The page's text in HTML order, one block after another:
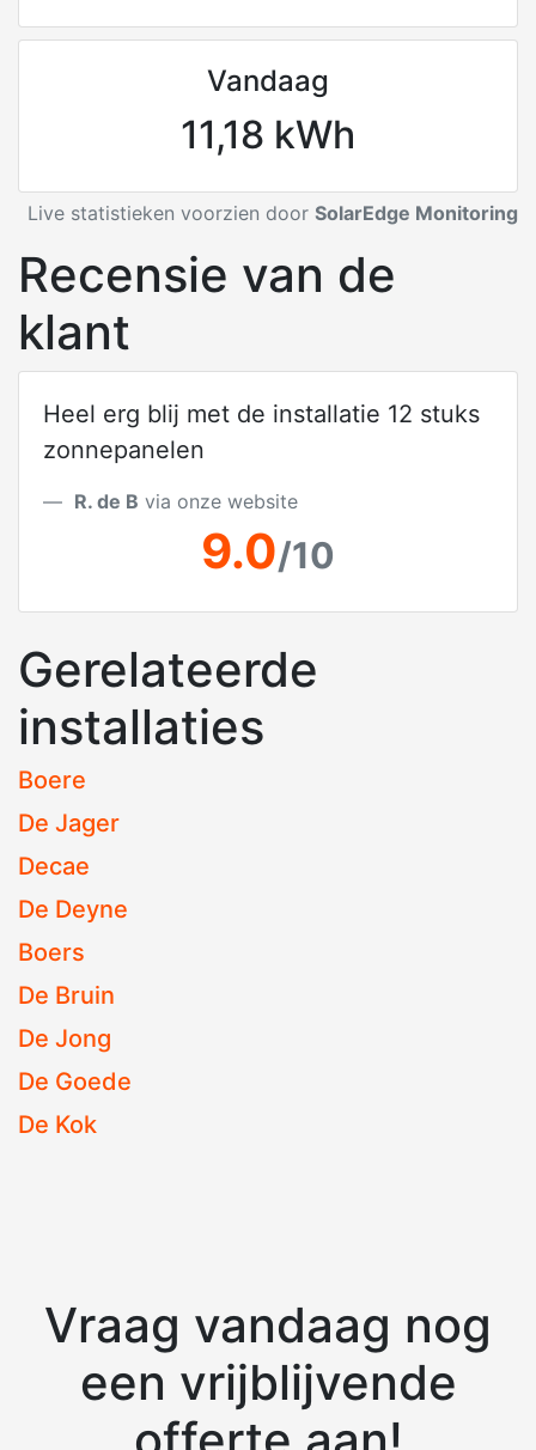
Vandaag
11,18 kWh
Live statistieken voorzien door SolarEdge Monitoring
Recensie van de
klant
Heel erg blij met de installatie 12 stuks
zonnepanelen
R. de B via onze website
9.0/10
Gerelateerde
installaties
Boere
De Jager
Decae
De Deyne
Boers
De Bruin
De Jong
De Goede
De Kok
Vraag vandaag nog
een vrijblijvende